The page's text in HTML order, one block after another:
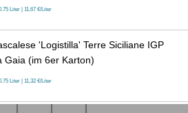
Liter | 11,67 €/Liter
'Logistilla' Terre Siciliane IGP
Gaia (im 6er Karton)
Liter | 11,32 €/Liter